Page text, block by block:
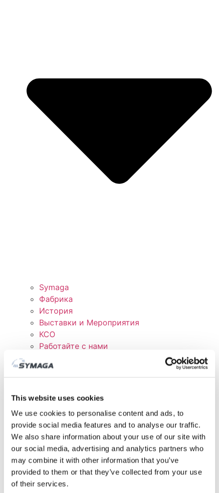
This website uses cookies
We use cookies to personalise content and ads, to
provide social media features and to analyse our traffic.
We also share information about your use of our site with
our social media, advertising and analytics partners who
may combine it with other information that you’ve
provided to them or that they’ve collected from your use
of their services.
Symaga
Фабрика
История
Выставки и Мероприятия
КСО
Работайте с нами
СКАЧАТЬ